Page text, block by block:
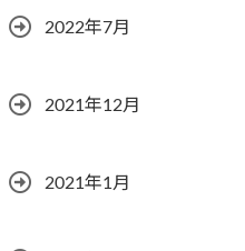
2022年7月
2021年12月
2021年1月